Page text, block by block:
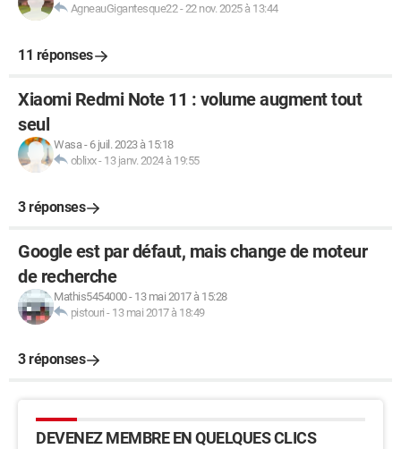
AgneauGigantesque22-22 nov. 2025 à 13:44
11 réponses
Xiaomi Redmi Note 11 : volume augment tout
seul
Wasa- 6 juil. 2023 à 15:18
oblixx- 13 janv. 2024 à 19:55
3 réponses
Google est par défaut, mais change de moteur
de recherche
Mathis5454000- 13 mai 2017 à 15:28
pistouri - 13 mai 2017 à 18:49
3 réponses
DEVENEZ MEMBRE EN QUELQUES CLICS